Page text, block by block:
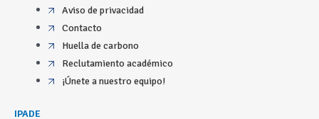
Aviso de privacidad
Contacto
Huella de carbono
Reclutamiento académico
¡Únete a nuestro equipo!
IPADE